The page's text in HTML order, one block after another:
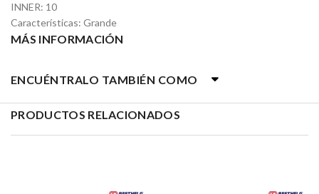
INNER: 10
Características: Grande
MÁS INFORMACIÓN
ENCUÉNTRALO TAMBIÉN COMO
PRODUCTOS RELACIONADOS